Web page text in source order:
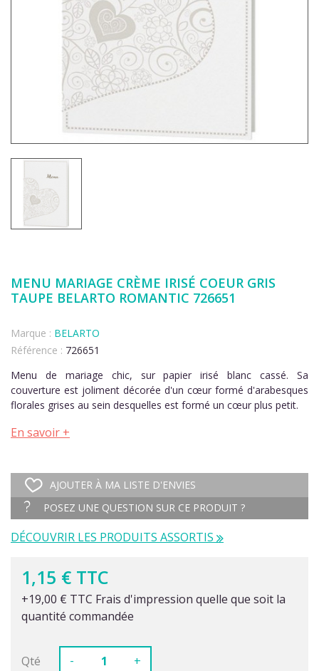
MENU MARIAGE CRÈME IRISÉ COEUR GRIS
TAUPE BELARTO ROMANTIC 726651
Marque : BELARTO
Référence : 726651
Menu de mariage chic, sur papier irisé blanc cassé. Sa
couverture est joliment décorée d'un cœur formé d'arabesques
florales grises au sein desquelles est formé un cœur plus petit.
En savoir +
AJOUTER À MA LISTE D'ENVIES
POSEZ UNE QUESTION SUR CE PRODUIT ?
DÉCOUVRIR LES PRODUITS ASSORTIS
1,15 € TTC
+19,00 € TTC Frais d'impression quelle que soit la
quantité commandée
Qté - +